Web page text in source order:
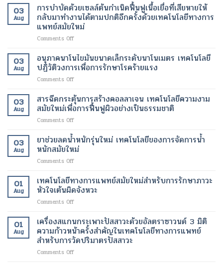
ลด
น้ำ
หนัก
เปลี่ยนแปลง
ชีวิต
ของ
ผู้
ผ่าตัด
สมัย
ใหม่
ของ
ผู้
ป่วย
ความ
งาม
สมัย
ใหม่
เพื่อ
ที่
กระจ่าง
ดี
ขึ้น
แก
รม
แวน
ควิช
เทคโนโลยี
ใหม่
เพื่อ
การ
ปรับ
ร่าง
และ
โดย
ไม่
ต้อง
03
Aug
การบำบัดด้วยเซลล์ต้นกำเนิดฟื้นฟูเนื้อเยื่อที่เสียหายให้
กลับมาทำงานได้ตามปกติอีกครั้งด้วยเทคโนโลยีทางการ
แพทย์สมัยใหม่
Comments Offon
บำบัด
ด้วย
เซลล์
ต้น
ฟื้นฟู
เนื้อเยื่อ
ให้
กลับ
ตาม
ปกติ
อีก
เทคโนโลยี
ทางการ
แพทย์
สมัย
03
Aug
อนุภาคนาโนไขมันขนาดเล็กระดับนาโนเมตร เทคโนโลยี
ปฏิวัติวงการเพื่อการรักษาโรคร้ายแรง
Comments Offon
นาโน
ไข
มัน
ขนาด
ระดับ
นาโน
วงการ
เพื่อ
ร้าย
แรง
03
Aug
สารฉีดกระตุ้นการสร้างคอลลาเจน เทคโนโลยีความงาม
สมัยใหม่เพื่อการฟื้นฟูผิวอย่างเป็นธรรมชาติ
Comments Offon
ฉีด
กระตุ้น
การ
สร้าง
ล
ลา
งาม
สมัย
ใหม่
03
Aug
ยาช่วยลดน้ำหนักรุ่นใหม่ เทคโนโลยีของการจัดการน้ำ
หนักสมัยใหม่
Comments Offon
ช่วย
ลด
น้ำ
หนัก
ใหม่
เทคโนโลยี
ของ
การ
จัดการ
01
Aug
เทคโนโลยีทางการแพทย์สมัยใหม่สำหรับการรักษาภาวะ
หัวใจเต้นผิดจังหวะ
Comments Offon
ทางการ
แพทย์
สมัย
ใหม่
สำหรับ
01
Aug
เครื่องสแกนกระเพาะปัสสาวะด้วยอัลตราซาวนด์ 3 มิติ
ความก้าวหน้าครั้งสำคัญในเทคโนโลยีทางการแพทย์
สำหรับการวัดปริมาตรปัสสาวะ
Comments Offon